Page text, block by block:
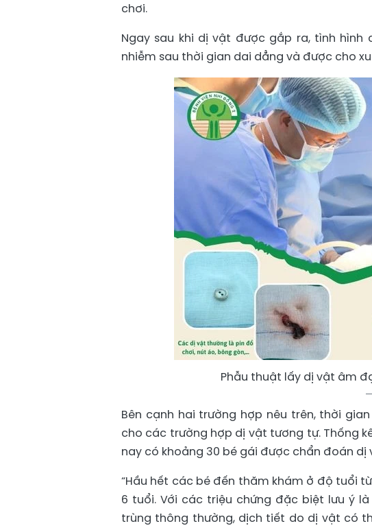
chơi.
Ngay sau khi dị vật được gắp ra, tình hình
nhiễm sau thời gian dai dẳng và được cho
Phẫu thuật lấy dị vật âm
Bên cạnh hai trường hợp nêu trên, thời
cho các trường hợp dị vật tương tự. Thống
nay có khoảng 30 bé gái được chẩn đoán
“Hầu hết các bé đến thăm khám ở độ tuổi
6 tuổi. Với các triệu chứng đặc biệt lưu ý
trùng thông thường, dịch tiết do dị vật có